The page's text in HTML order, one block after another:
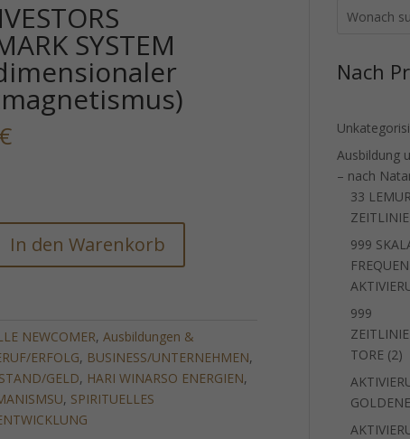
SYSTEM
€
In den Warenkorb
NEWCOMER, Ausbildungen &
ERFOLG, BUSINESS/UNTERNEHMEN,
GELD, HARI WINARSO ENERGIEN,
, SPIRITUELLES
Nach
Ausbildung
– nach
33
ZEITLINIE
999
999
TORE 22